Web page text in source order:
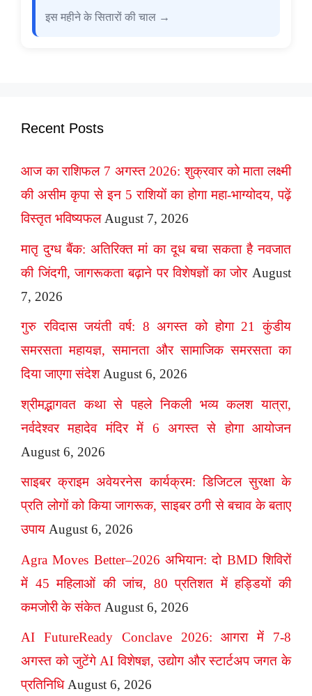
इस महीने के सितारों की चाल →
Recent Posts
आज का राशिफल 7 अगस्त 2026: शुक्रवार को माता लक्ष्मी
की असीम कृपा से इन 5 राशियों का होगा महा-भाग्योदय, पढ़ें
विस्तृत भविष्यफल August 7, 2026
मातृ दुग्ध बैंक: अतिरिक्त मां का दूध बचा सकता है नवजात
की जिंदगी, जागरूकता बढ़ाने पर विशेषज्ञों का जोर August
7, 2026
गुरु रविदास जयंती वर्ष: 8 अगस्त को होगा 21 कुंडीय
समरसता महायज्ञ, समानता और सामाजिक समरसता का
दिया जाएगा संदेश August 6, 2026
श्रीमद्भागवत कथा से पहले निकली भव्य कलश यात्रा,
नर्वदेश्वर महादेव मंदिर में 6 अगस्त से होगा आयोजन
August 6, 2026
साइबर क्राइम अवेयरनेस कार्यक्रम: डिजिटल सुरक्षा के
प्रति लोगों को किया जागरूक, साइबर ठगी से बचाव के बताए
उपाय August 6, 2026
Agra Moves Better–2026 अभियान: दो BMD शिविरों
में 45 महिलाओं की जांच, 80 प्रतिशत में हड्डियों की
कमजोरी के संकेत August 6, 2026
AI FutureReady Conclave 2026: आगरा में 7-8
अगस्त को जुटेंगे AI विशेषज्ञ, उद्योग और स्टार्टअप जगत के
प्रतिनिधि August 6, 2026